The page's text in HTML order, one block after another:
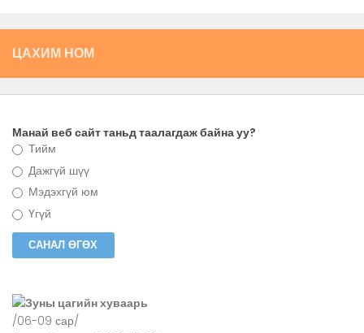
ЦАХИМ НОМ
Манай веб сайт таньд таалагдаж байна уу?
Тийм
Дажгүй шүү
Мэдэхгүй юм
Үгүй
Зуны цагийн хуваарь
/06-09 сар/